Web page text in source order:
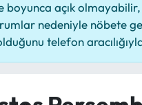
boyunca açık
nedeniyle nöbete
telefon